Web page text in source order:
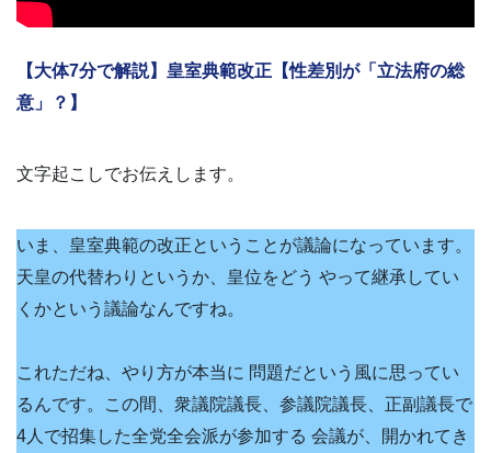
【大体7分で解説】皇室典範改正【性差別が「立法府の総
意」？】
文字起こしでお伝えします。
いま、皇室典範の改正ということが議論になっています。
天皇の代替わりというか、皇位をどう やって継承してい
くかという議論なんですね。
これただね、やり方が本当に 問題だという風に思ってい
るんです。この間、衆議院議長、参議院議長、正副議長で
4人で招集した全党全会派が参加する 会議が、開かれてき